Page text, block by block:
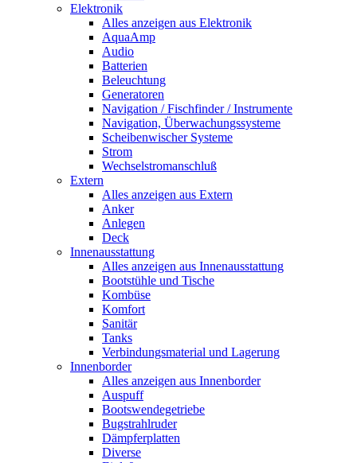
Elektronik
Alles anzeigen aus Elektronik
AquaAmp
Audio
Batterien
Beleuchtung
Generatoren
Navigation / Fischfinder / Instrumente
Navigation, Überwachungssysteme
Scheibenwischer Systeme
Strom
Wechselstromanschluß
Extern
Alles anzeigen aus Extern
Anker
Anlegen
Deck
Innenausstattung
Alles anzeigen aus Innenausstattung
Bootstühle und Tische
Kombüse
Komfort
Sanitär
Tanks
Verbindungsmaterial und Lagerung
Innenborder
Alles anzeigen aus Innenborder
Auspuff
Bootswendegetriebe
Bugstrahlruder
Dämpferplatten
Diverse